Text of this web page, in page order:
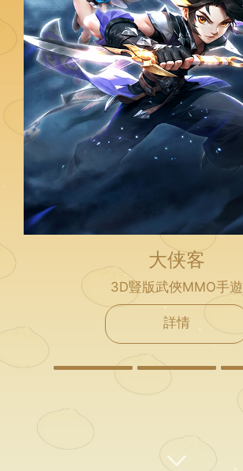
大侠客
3D豎版武俠MMO手遊
詳情